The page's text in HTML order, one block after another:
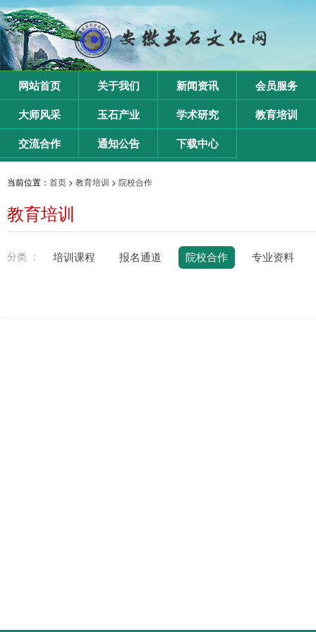
网站首页 关于我们 新闻资讯 会员服务
大师风采 玉石产业 学术研究 教育培训
交流合作 通知公告 下载中心
当前位置： 首页 > 教育培训 > 院校合作
教育培训
分类 ： 培训课程 报名通道 院校合作 专业资料